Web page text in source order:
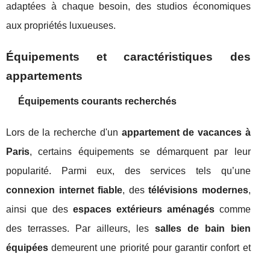
adaptées à chaque besoin, des studios économiques
aux propriétés luxueuses.
Équipements et caractéristiques des
appartements
Équipements courants recherchés
Lors de la recherche d'un appartement de vacances à
Paris, certains équipements se démarquent par leur
popularité. Parmi eux, des services tels qu’une
connexion internet fiable, destélévisions modernes,
ainsi que des espaces extérieurs aménagéscomme
des terrasses. Par ailleurs, les salles de bain bien
équipées demeurent une priorité pour garantir confort et